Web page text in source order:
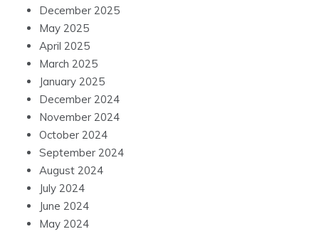
December 2025
May 2025
April 2025
March 2025
January 2025
December 2024
November 2024
October 2024
September 2024
August 2024
July 2024
June 2024
May 2024